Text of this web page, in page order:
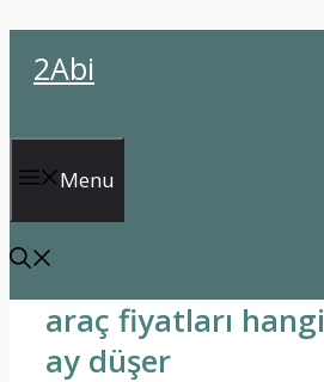
atla2Abi
Menu
araç fiyatları hangi
ay düşer